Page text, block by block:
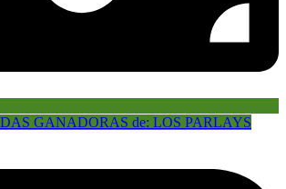
GANADORAS de: LOS PARLAYS